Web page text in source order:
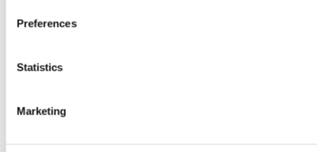
Preferences
Statistics
Marketing